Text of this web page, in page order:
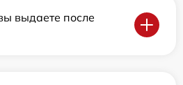
выдаете после